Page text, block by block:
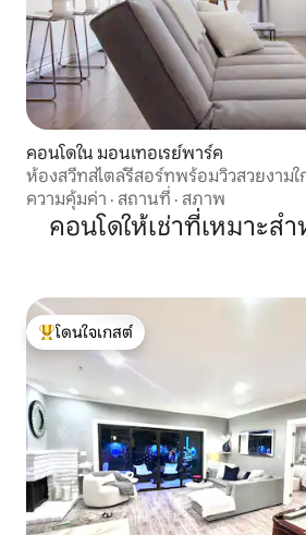
คอนโดใน มอนเทอเรย์พาร์ค
ห้องสวีทสไตล์รีสอร์ทพร้อมวิวสวยงามใ
ความคุ้มค่า · สถานที่ · สภาพ
คอนโดให้เช่าที่เหมาะส
โดนใจเกสต์ที่สุด
โดนใจเกสต์